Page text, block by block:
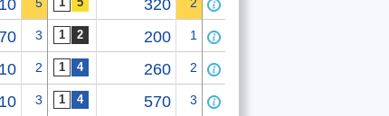
320
3 200 1
2 260 2
3 570 3